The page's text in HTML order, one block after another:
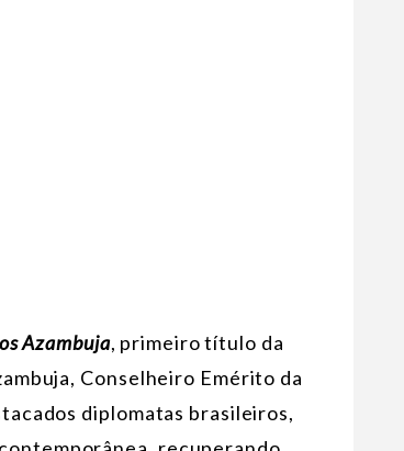
Azambuja, primeiro título da
Conselheiro Emérito da
diplomatas brasileiros,